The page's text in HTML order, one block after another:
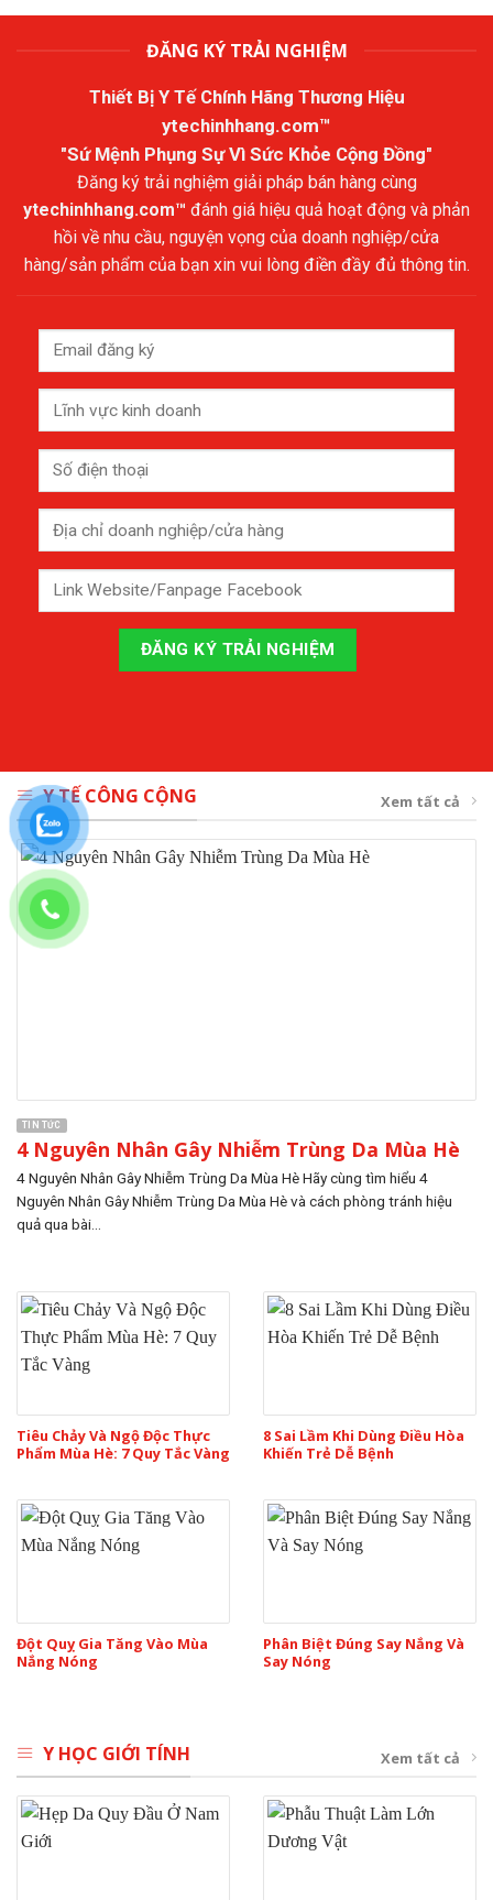
ĐĂNG KÝ TRẢI NGHIỆM
Thiết Bị Y Tế Chính Hãng Thương Hiệu
ytechinhhang.com™
"Sứ Mệnh Phụng Sự Vì Sức Khỏe Cộng Đồng"
Đăng ký trải nghiệm giải pháp bán hàng cùng
ytechinhhang.com™ đánh giá hiệu quả hoạt động và phản
hồi về nhu cầu, nguyện vọng của doanh nghiệp/cửa
hàng/sản phẩm của bạn xin vui lòng điền đầy đủ thông tin.
Y TẾ CÔNG CỘNG Xem tất cả
TIN TỨC
4 Nguyên Nhân Gây Nhiễm Trùng Da Mùa Hè
4 Nguyên Nhân Gây Nhiễm Trùng Da Mùa Hè Hãy cùng tìm hiểu 4
Nguyên Nhân Gây Nhiễm Trùng Da Mùa Hè và cách phòng tránh hiệu
quả qua bài...
Tiêu Chảy Và Ngộ Độc Thực
Phẩm Mùa Hè: 7 Quy Tắc Vàng
8 Sai Lầm Khi Dùng Điều Hòa
Khiến Trẻ Dễ Bệnh
Đột Quỵ Gia Tăng Vào Mùa
Nắng Nóng
Phân Biệt Đúng Say Nắng Và
Say Nóng
Y HỌC GIỚI TÍNH Xem tất cả